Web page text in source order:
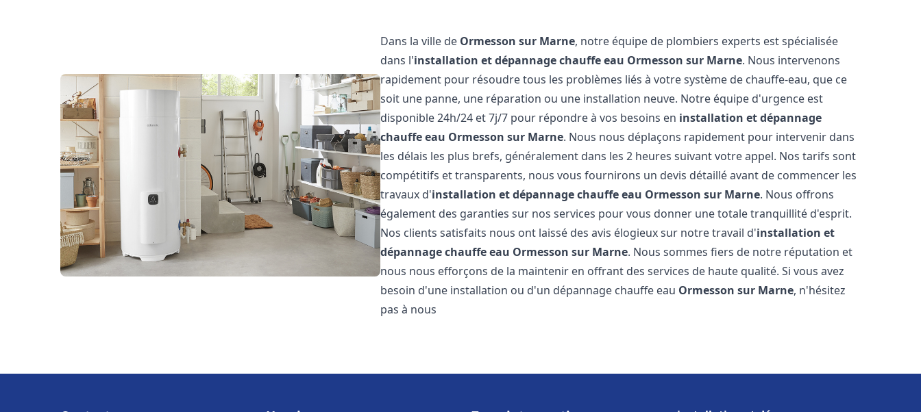
Dans la ville de Ormesson sur Marne, notre équipe de plombiers experts est spécialisée
dans l'installation et dépannage chauffe eau Ormesson sur Marne. Nous intervenons
rapidement pour résoudre tous les problèmes liés à votre système de chauffe-eau, que ce
soit une panne, une réparation ou une installation neuve. Notre équipe d'urgence est
disponible 24h/24 et 7j/7 pour répondre à vos besoins en installation et dépannage
chauffe eau Ormesson sur Marne. Nous nous déplaçons rapidement pour intervenir dans
les délais les plus brefs, généralement dans les 2 heures suivant votre appel. Nos tarifs sont
compétitifs et transparents, nous vous fournirons un devis détaillé avant de commencer les
travaux d'installation et dépannage chauffe eau Ormesson sur Marne. Nous offrons
également des garanties sur nos services pour vous donner une totale tranquillité d'esprit.
Nos clients satisfaits nous ont laissé des avis élogieux sur notre travail d'installation et
dépannage chauffe eau Ormesson sur Marne. Nous sommes fiers de notre réputation et
nous nous efforçons de la maintenir en offrant des services de haute qualité. Si vous avez
besoin d'une installation ou d'un dépannage chauffe eau Ormesson sur Marne, n'hésitez
pas à nous